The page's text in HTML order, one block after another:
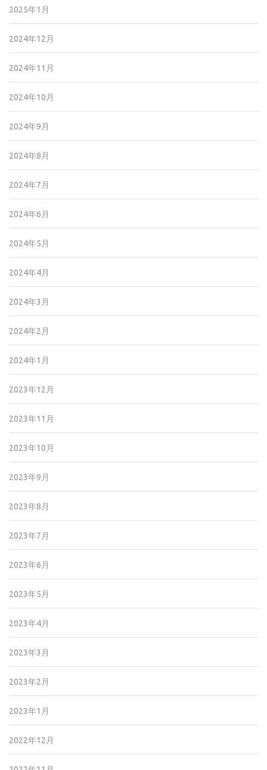
2025年1月
2024年12月
2024年11月
2024年10月
2024年9月
2024年8月
2024年7月
2024年6月
2024年5月
2024年4月
2024年3月
2024年2月
2024年1月
2023年12月
2023年11月
2023年10月
2023年9月
2023年8月
2023年7月
2023年6月
2023年5月
2023年4月
2023年3月
2023年2月
2023年1月
2022年12月